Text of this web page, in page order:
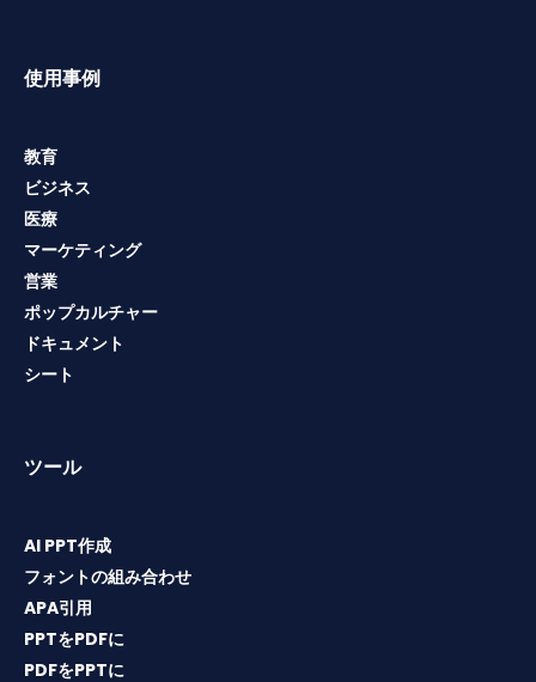
使用事例
教育
ビジネス
医療
マーケティング
営業
ポップカルチャー
ドキュメント
シート
ツール
AI PPT作成
フォントの組み合わせ
APA引用
PPTをPDFに
PDFをPPTに